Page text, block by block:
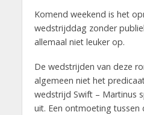
Komend weekend is het
wedstrijddag zonder
allemaal niet leuker op.
De wedstrijden van deze
algemeen niet het
wedstrijd Swift – Martinus
uit. Een ontmoeting tussen